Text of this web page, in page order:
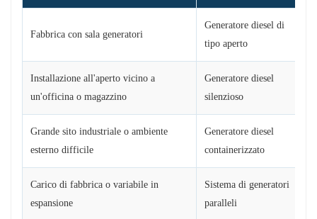
Fabbrica con sala generatori
Generatore diesel di
tipo aperto
Installazione all'aperto vicino a
un'officina o magazzino
Generatore diesel
silenzioso
Grande sito industriale o ambiente
esterno difficile
Generatore diesel
containerizzato
Carico di fabbrica o variabile in
espansione
Sistema di generatori
paralleli